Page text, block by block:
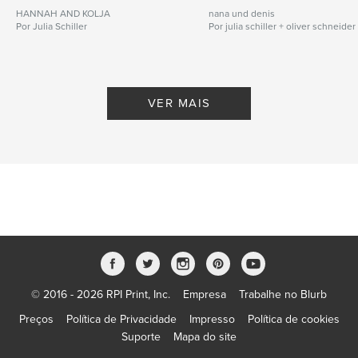
HANNAH AND KOLJA
Por Julia Schiller
nana und denis
Por julia schiller + oliver schneider
VER MAIS
© 2016 - 2026 RPI Print, Inc. Empresa
Trabalhe no Blurb
Preços
Política de Privacidade Impresso
Política de cookies
Suporte
Mapa do site